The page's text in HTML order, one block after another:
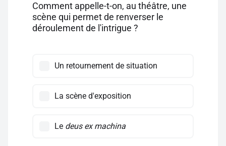
Comment appelle-t-on, au théâtre, une
scène qui permet de renverser le
déroulement de l'intrigue ?
Un retournement de situation
La scène d'exposition
Le deus ex machina